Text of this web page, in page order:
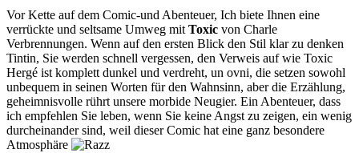
Vor Kette auf dem Comic-und Abenteuer, Ich biete Ihnen eine
verrückte und seltsame Umweg mitToxic von Charle
Verbrennungen. Wenn auf den ersten Blick den Stil klar zu denken
Tintin, Sie werden schnell vergessen, den Verweis auf wie Toxic
Hergé ist komplett dunkel und verdreht, un ovni, die setzen sowohl
unbequem in seinen Worten für den Wahnsinn, aber die Erzählung,
geheimnisvolle rührt unsere morbide Neugier. Ein Abenteuer, dass
ich empfehlen Sie leben, wenn Sie keine Angst zu zeigen, ein wenig
durcheinander sind, weil dieser Comic hat eine ganz besondere
Atmosphäre